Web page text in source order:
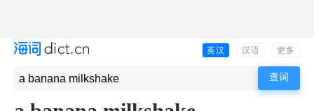
英汉 汉语 更多